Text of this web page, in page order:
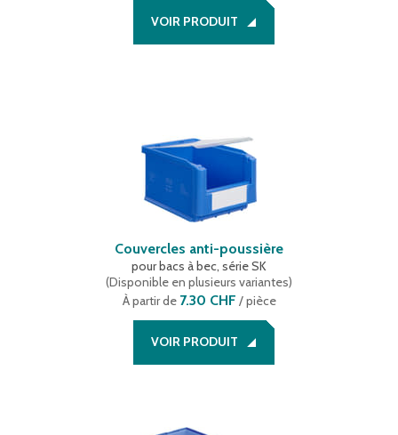
VOIR PRODUIT
Couvercles anti-poussière
pour bacs à bec, série SK
(Disponible en plusieurs variantes)
À partir de 7.30 CHF / pièce
VOIR PRODUIT